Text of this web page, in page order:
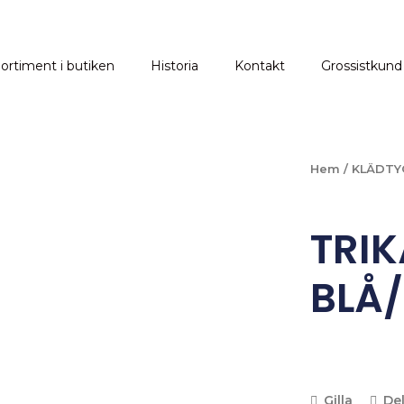
i butiken Historia Kontakt Grossistkund
Hem /
Gilla